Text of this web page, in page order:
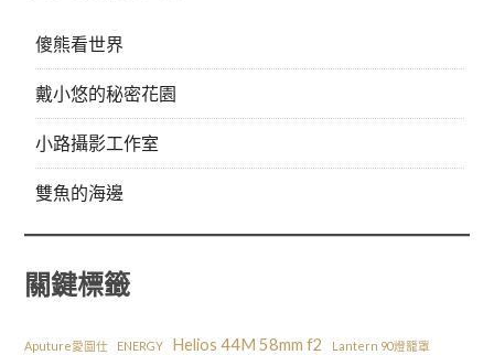
傻熊看世界
戴小悠的秘密花園
小路攝影工作室
雙魚的海邊
關鍵標籤
Aputure愛圖仕 ENERGY Helios 44M 58mm f2 Lantern 90燈籠罩